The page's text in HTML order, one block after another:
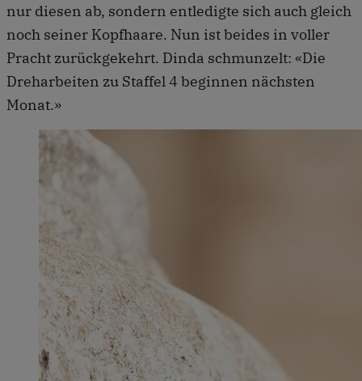
nur diesen ab, sondern entledigte sich auch gleich
noch seiner Kopfhaare. Nun ist beides in voller
Pracht zurückgekehrt. Dinda schmunzelt: «Die
Dreharbeiten zu Staffel 4 beginnen nächsten
Monat.»